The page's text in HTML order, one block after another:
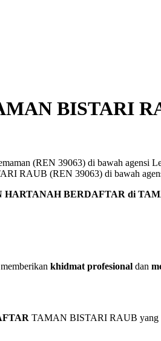
BISTARI
RAUB (REN 39063) di bawah
HARTANAH BERDAFTAR di
khidmat profesional dan
TAMAN BISTARI RAUB yang